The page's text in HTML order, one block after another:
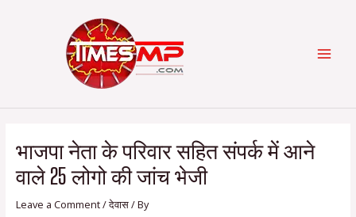
भाजपा नेता के परिवार सहित संपर्क में आने
वाले 25 लोगो की जांच भेजी
Leave a Comment/देवास/ By
navigation